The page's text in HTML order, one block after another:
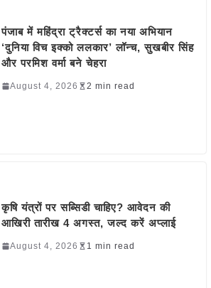
पंजाब में महिंद्रा ट्रैक्टर्स का नया अभियान
‘दुनिया विच इक्को ललकार’ लॉन्च, सुखबीर सिंह
और परमिश वर्मा बने चेहरा
August 4, 2026 2 min read
कृषि यंत्रों पर सब्सिडी चाहिए? आवेदन की
आखिरी तारीख 4 अगस्त, जल्द करें अप्लाई
August 4, 2026 1 min read